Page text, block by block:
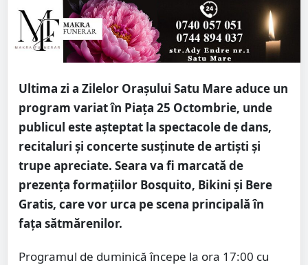
Ultima zi a Zilelor Orașului Satu Mare aduce un
program variat în Piața 25 Octombrie, unde
publicul este așteptat la spectacole de dans,
recitaluri și concerte susținute de artiști și
trupe apreciate. Seara va fi marcată de
prezența formațiilor Bosquito, Bikini și Bere
Gratis, care vor urca pe scena principală în
fața sătmărenilor.
Programul de duminică începe la ora 17:00 cu